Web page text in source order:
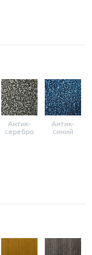
Антик-
серебро
Антик-
синий